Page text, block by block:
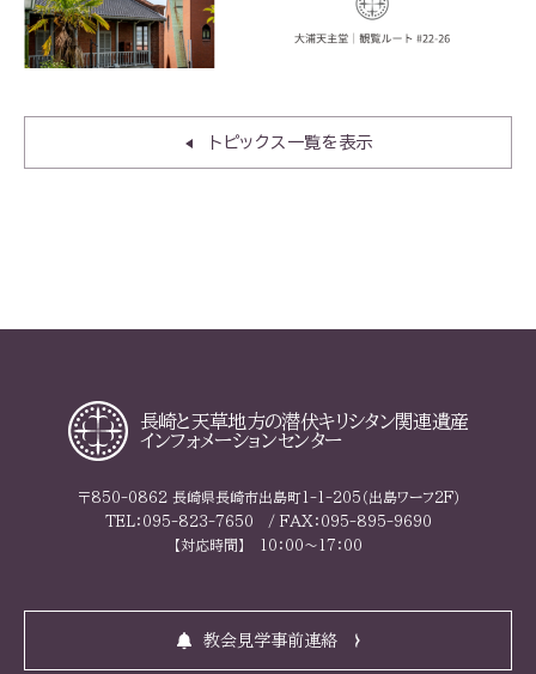
トピックス一覧を表示
長崎と天草地方の潜伏キリシタン関連遺産
インフォメーションセンター
〒850-0862 長崎県長崎市出島町1-1-205（出島ワーフ2F）
TEL：095-823-7650 / FAX：095-895-9690
【対応時間】 10：00～17：00
教会見学事前連絡